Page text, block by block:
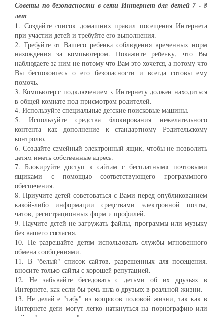
Советы по безопасности в сети Интернет для детей 7 - 8
лет
1. Создайте список домашних правил посещения Интернета
при участии детей и требуйте его выполнения.
2. Требуйте от Вашего ребенка соблюдения временных норм
нахождения за компьютером. Покажите ребенку, что Вы
наблюдаете за ним не потому что Вам это хочется, а потому что
Вы беспокоитесь о его безопасности и всегда готовы ему
помочь.
3. Компьютер с подключением к Интернету должен находиться
в общей комнате под присмотром родителей.
4. Используйте специальные детские поисковые машины.
5. Используйте средства блокирования нежелательного
контента как дополнение к стандартному Родительскому
контролю.
6. Создайте семейный электронный ящик, чтобы не позволить
детям иметь собственные адреса.
7. Блокируйте доступ к сайтам с бесплатными почтовыми
ящиками с помощью соответствующего программного
обеспечения.
8. Приучите детей советоваться с Вами перед опубликованием
какой-либо информации средствами электронной почты,
чатов, регистрационных форм и профилей.
9. Научите детей не загружать файлы, программы или музыку
без вашего согласия.
10. Не разрешайте детям использовать службы мгновенного
обмена сообщениями.
11. В "белый" список сайтов, разрешенных для посещения,
вносите только сайты с хорошей репутацией.
12. Не забывайте беседовать с детьми об их друзьях в
Интернете, как если бы речь шла о друзьях в реальной жизни.
13. Не делайте "табу" из вопросов половой жизни, так как в
Интернете дети могут легко наткнуться на порнографию или